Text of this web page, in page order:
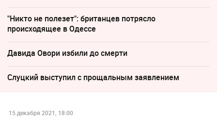
"Никто не полезет": британцев потрясло
происходящее в Одессе
Давида Овори избили до смерти
Слуцкий выступил с прощальным заявлением
15 декабря 2021, 18:00